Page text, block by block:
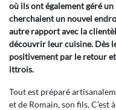
où ils ont également géré
cherchaient un nouvel
autre rapport avec la
découvrir leur cuisine. Dès
positivement par le retour
ittrois.
Tout est préparé
et de Romain, son fils.